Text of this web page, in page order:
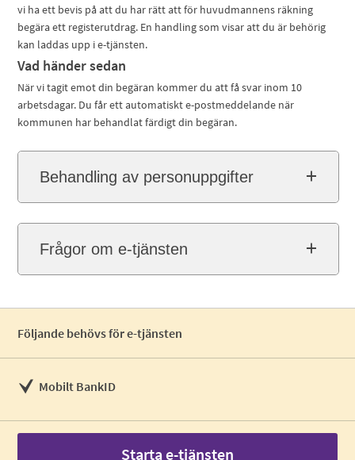
vi ha ett bevis på att du har rätt att för huvudmannens räkning
begära ett registerutdrag. En handling som visar att du är behörig
kan laddas upp i e-tjänsten.
Vad händer sedan
När vi tagit emot din begäran kommer du att få svar inom 10
arbetsdagar. Du får ett automatiskt e-postmeddelande när
kommunen har behandlat färdigt din begäran.
Behandling av personuppgifter
Frågor om e-tjänsten
Följande behövs för e-tjänsten
Mobilt BankID
Starta e-tjänsten